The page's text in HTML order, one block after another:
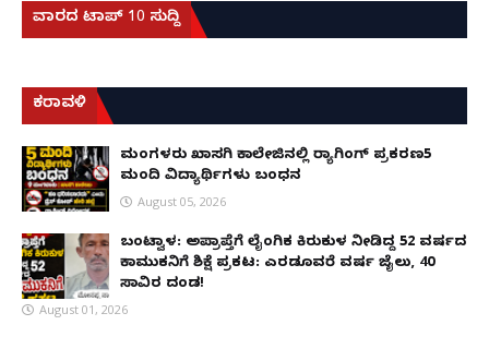
ವಾರದ ಟಾಪ್ 10 ಸುದ್ದಿ
ಕರಾವಳಿ
ಮಂಗಳೂರು ಖಾಸಗಿ ಕಾಲೇಜಿನಲ್ಲಿ ರ‌್ಯಾಗಿಂಗ್ ಪ್ರಕರಣ5
ಮಂದಿ ವಿದ್ಯಾರ್ಥಿಗಳು ಬಂಧನ
August 05, 2026
ಬಂಟ್ವಾಳ: ಅಪ್ರಾಪ್ತೆಗೆ ಲೈಂಗಿಕ ಕಿರುಕುಳ ನೀಡಿದ್ದ 52 ವರ್ಷದ
ಕಾಮುಕನಿಗೆ ಶಿಕ್ಷೆ ಪ್ರಕಟ: ಎರಡೂವರೆ ವರ್ಷ ಜೈಲು, ₹40
ಸಾವಿರ ದಂಡ!
August 01, 2026